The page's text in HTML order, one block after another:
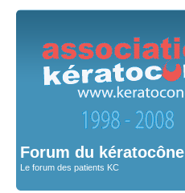
Forum du kératocône
Le forum des patients KC